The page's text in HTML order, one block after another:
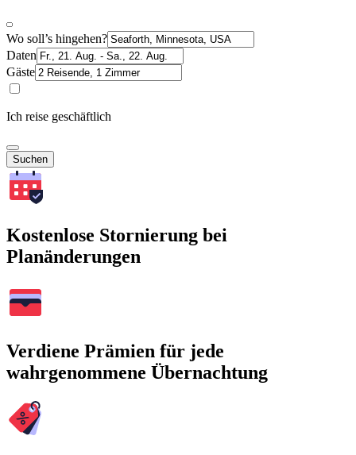
Wo soll’s hingehen?
Daten
Gäste
Ich reise geschäftlich
Suchen
Kostenlose Stornierung bei
Planänderungen
Verdiene Prämien für jede
wahrgenommene Übernachtung